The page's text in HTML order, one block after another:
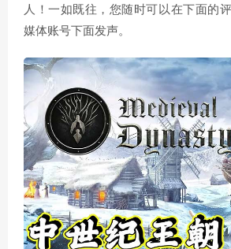
人！一如既往，您随时可以在下面的
媒体账号下面发声。